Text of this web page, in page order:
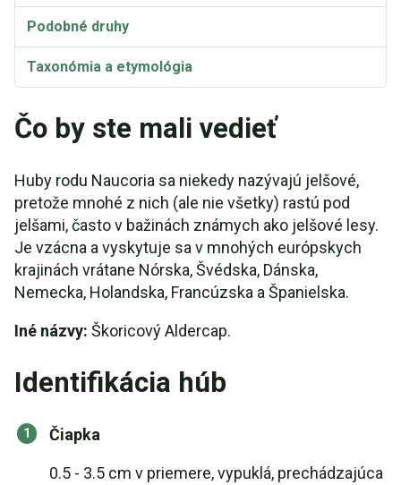
Podobné druhy
Taxonómia a etymológia
Čo by ste mali vedieť
Huby rodu Naucoria sa niekedy nazývajú jelšové,
pretože mnohé z nich (ale nie všetky) rastú pod
jelšami, často v bažinách známych ako jelšové lesy.
Je vzácna a vyskytuje sa v mnohých európskych
krajinách vrátane Nórska, Švédska, Dánska,
Nemecka, Holandska, Francúzska a Španielska.
Iné názvy: Škoricový Aldercap.
Identifikácia húb
Čiapka
0.5 - 3.5 cm v priemere, vypuklá, prechádzajúca